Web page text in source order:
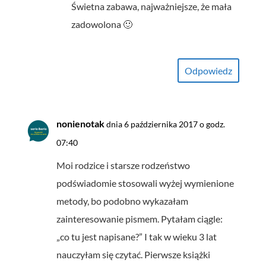
Świetna zabawa, najważniejsze, że mała
zadowolona 🙂
Odpowiedz
nonienotakdnia 6 października 2017 o godz.
07:40
Moi rodzice i starsze rodzeństwo
podświadomie stosowali wyżej wymienione
metody, bo podobno wykazałam
zainteresowanie pismem. Pytałam ciągle:
„co tu jest napisane?” I tak w wieku 3 lat
nauczyłam się czytać. Pierwsze książki